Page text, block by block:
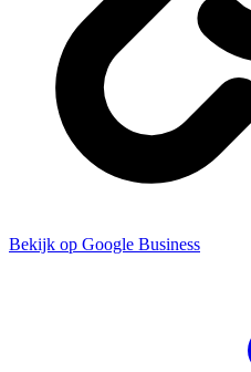
Bekijk op Google Business